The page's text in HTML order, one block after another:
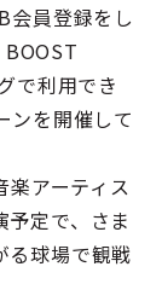
会員登録をし
で利用でき
ンを開催して
楽アーティス
予定で、さま
る球場で観戦